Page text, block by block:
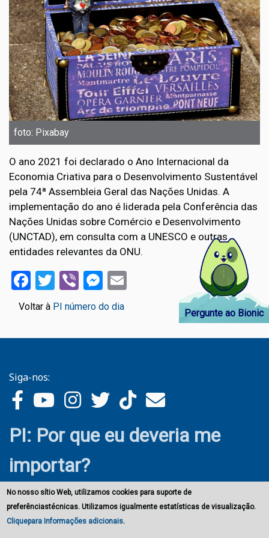
foto: Pixabay
O ano 2021 foi declarado o Ano Internacional da
Economia Criativa para o Desenvolvimento Sustentável
pela 74ª Assembleia Geral das Nações Unidas. A
implementação do ano é liderada pela Conferência das
Nações Unidas sobre Comércio e Desenvolvimento
(UNCTAD), em consulta com a UNESCO e outras
entidades relevantes da ONU.
Facebook
Twitter
ViberMessenger
Voltar à PI número do dia
Pergunte ao Bionic
Siga-nos:
PI: Por que eu deveria me
importar?
No nosso sítio Web, utilizamos cookies para suporte de
preferênciastécnicas. Utilizamos igualmente estatísticas de visualização.
Cliquepara Informações adicionais.